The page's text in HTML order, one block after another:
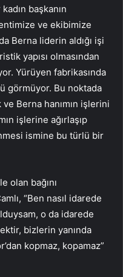
başkanın
ve ekibimize
Berna liderin aldığı işi
yapısı olmasından
Yürüyen fabrikasında
görmüyor. Bu noktada
Berna hanımın işlerini
işlerine ağırlaşıp
ismine bu türlü bir
olan bağını
“Ben nasıl idarede
o da idarede
bizlerin yanında
kopmaz, kopamaz”